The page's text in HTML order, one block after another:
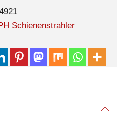
Schienenstrahler